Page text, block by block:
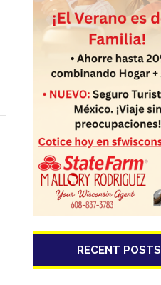
RECENT POSTS